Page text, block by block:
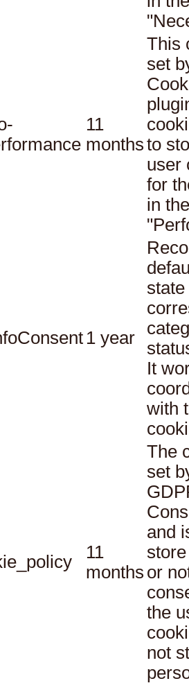
11
months
This
set
to
user
for
in
1 year
It
with
11
months
The
set
and
or
the
not